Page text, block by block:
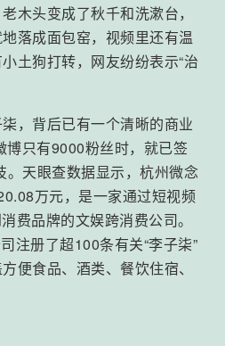
木头变成了秋千和洗漱台，
落成面包窑，视频里还有温
土狗打转，网友纷纷表示“治
，背后已有一个清晰的商业
只有9000粉丝时，就已签
天眼查数据显示，杭州微念
万元，是一家通过短视频
费品牌的文娱跨消费公司。
注册了超100条有关“李子柒”
便食品、酒类、餐饮住宿、